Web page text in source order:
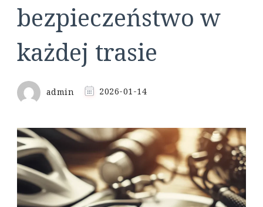
bezpieczeństwo w
każdej trasie
admin 2026-01-14